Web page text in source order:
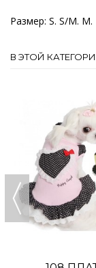
Размер: S. S/M. M.
В ЭТОЙ